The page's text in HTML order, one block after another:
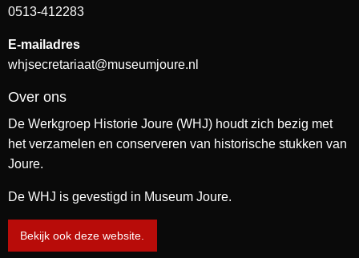
0513-412283
E-mailadres
whjsecretariaat@museumjoure.nl
Over ons
De Werkgroep Historie Joure (WHJ) houdt zich bezig met
het verzamelen en conserveren van historische stukken van
Joure.
De WHJ is gevestigd in Museum Joure.
Bekijk ook deze website.